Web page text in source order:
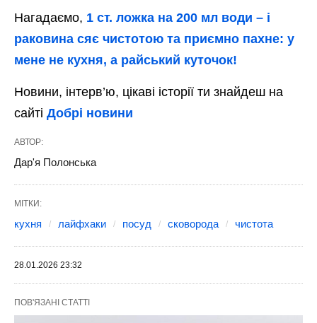
Нагадаємо, 1 ст. ложка на 200 мл води – і
раковина сяє чистотою та приємно пахне: у
мене не кухня, а райський куточок!
Новини, інтерв’ю, цікаві історії ти знайдеш на
сайті Добрі новини
АВТОР:
Дар'я Полонська
МІТКИ:
кухня лайфхаки посуд сковорода чистота
28.01.2026 23:32
ПОВ'ЯЗАНІ СТАТТІ